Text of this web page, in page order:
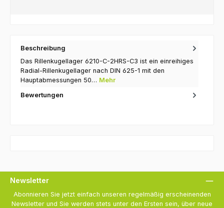
Beschreibung
Das Rillenkugellager 6210-C-2HRS-C3 ist ein einreihiges
Radial-Rillenkugellager nach DIN 625-1 mit den
Hauptabmessungen 50… Mehr
Bewertungen
Newsletter
Abonnieren Sie jetzt einfach unseren regelmäßig erscheinenden
Newsletter und Sie werden stets unter den Ersten sein, über neue